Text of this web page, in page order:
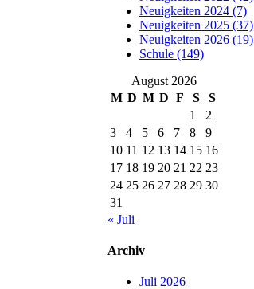
Neuigkeiten 2024 (7)
Neuigkeiten 2025 (37)
Neuigkeiten 2026 (19)
Schule (149)
August 2026
M D M D F S
S
1
2
3
4 5 6 7 8
9
10 11 12 13 14 15 16
17 18 19 20 21 22 23
24 25 26 27 28 29 30
31
« Juli
Archiv
Juli 2026